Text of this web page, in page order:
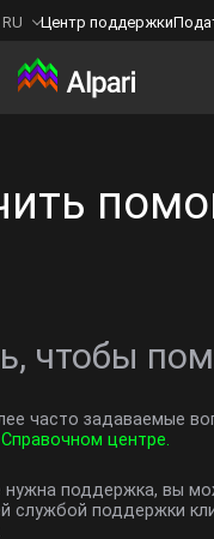
RU Центр поддержки
чтобы
часто задаваемые
Справочном центре.
нужна поддержка, вы
службой поддержки